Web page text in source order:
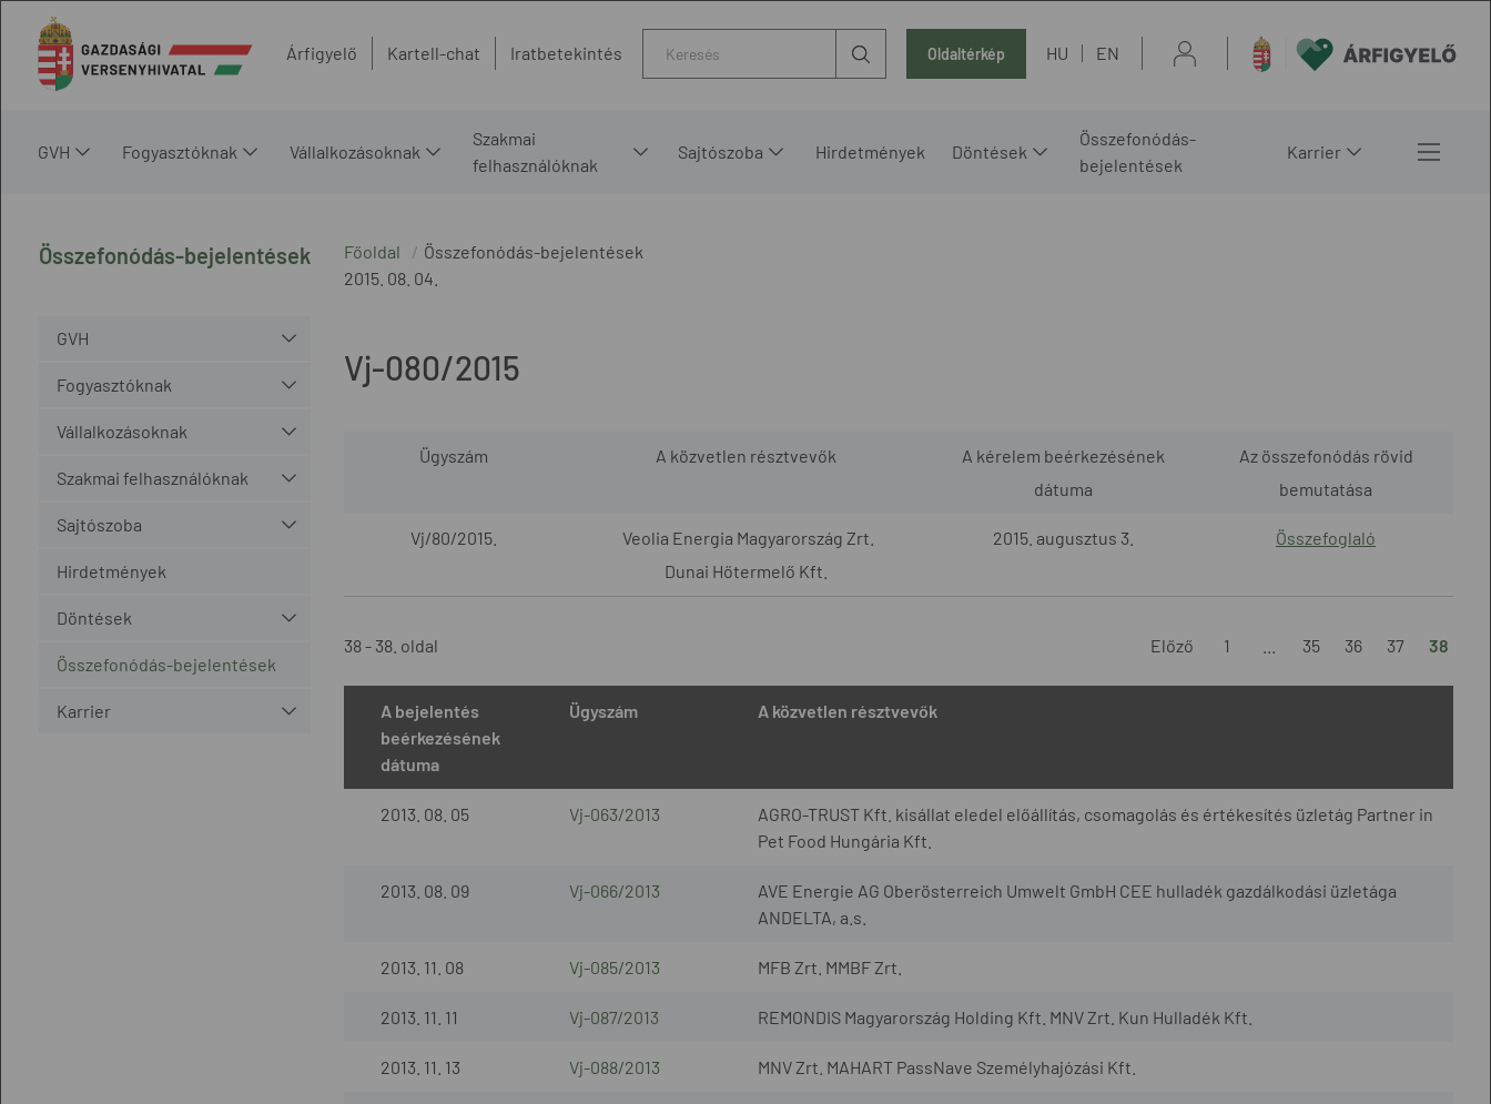
Árfigyelő Kartell-chat Iratbetekintés Oldaltérkép HU EN
GVH Fogyasztóknak Vállalkozásoknak
Szakmai
felhasználóknak
Sajtószoba Hirdetmények Döntések
Összefonódás-
bejelentések
Karrier
Összefonódás-bejelentések
GVH
Fogyasztóknak
Vállalkozásoknak
Szakmai felhasználóknak
Sajtószoba
Hirdetmények
Döntések
Összefonódás-bejelentések
Karrier
Főoldal
Összefonódás-bejelentések
2015. 08. 04.
Vj-080/2015
Ügyszám A közvetlen résztvevők
A kérelem beérkezésének
dátuma
Az összefonódás rövid
bemutatása
Vj/80/2015.
Veolia Energia Magyarország Zrt.
Dunai Hőtermelő Kft.
2015. augusztus 3. Összefoglaló
38 - 38. oldal Előző 1 35 36 37 38
A bejelentés
beérkezésének
dátuma
Ügyszám A közvetlen résztvevők
2013. 08. 05 Vj-063/2013
AGRO-TRUST Kft. kisállat eledel előállítás, csomagolás és értékesítés üzletág Partner in
Pet Food Hungária Kft.
2013. 08. 09 Vj-066/2013
AVE Energie AG Oberösterreich Umwelt GmbH CEE hulladék gazdálkodási üzletága
ANDELTA, a.s.
2013. 11. 08 Vj-085/2013 MFB Zrt. MMBF Zrt.
2013. 11. 11 Vj-087/2013 REMONDIS Magyarország Holding Kft. MNV Zrt. Kun Hulladék Kft.
2013. 11. 13 Vj-088/2013 MNV Zrt. MAHART PassNave Személyhajózási Kft.